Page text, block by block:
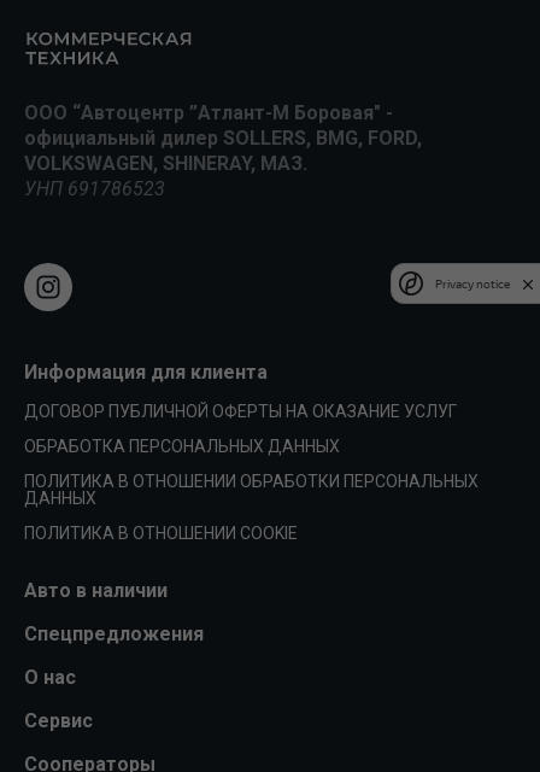
ООО “Автоцентр ”Атлант-М Боровая" -
официальный дилер SOLLERS, BMG, FORD,
VOLKSWAGEN, SHINERAY, МАЗ.
УНП 691786523
Информация для клиента
ДОГОВОР ПУБЛИЧНОЙ ОФЕРТЫ НА ОКАЗАНИЕ УСЛУГ
ОБРАБОТКА ПЕРСОНАЛЬНЫХ ДАННЫХ
ПОЛИТИКА В ОТНОШЕНИИ ОБРАБОТКИ ПЕРСОНАЛЬНЫХ
ДАННЫХ
ПОЛИТИКА В ОТНОШЕНИИ COOKIE
Авто в наличии
Спецпредложения
О нас
Сервис
Сооператоры
Privacy notice